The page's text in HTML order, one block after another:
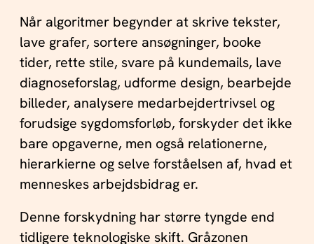
Når algoritmer begynder at skrive tekster,
lave grafer, sortere ansøgninger, booke
tider, rette stile, svare på kundemails, lave
diagnoseforslag, udforme design, bearbejde
billeder, analysere medarbejdertrivsel og
forudsige sygdomsforløb, forskyder det ikke
bare opgaverne, men også relationerne,
hierarkierne og selve forståelsen af, hvad et
menneskes arbejdsbidrag er.
Denne forskydning har større tyngde end
tidligere teknologiske skift. Gråzonen